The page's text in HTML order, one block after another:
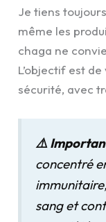
Je tiens
même les
chaga ne
L’objectif est
sécurité, avec
⚠️
concentré
sang et